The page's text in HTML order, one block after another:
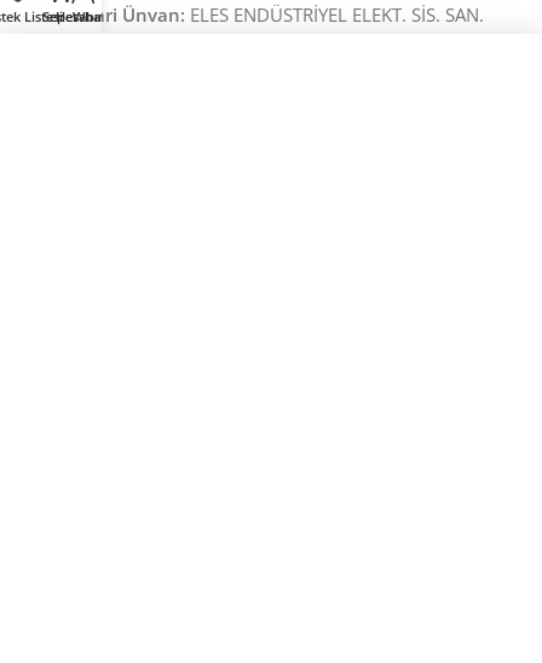
Tam Ticari Ünvan: ELES ENDÜSTRİYEL ELEKT. SİS. SAN.
Listesi
Sepet
Hesabım
Whatsapp